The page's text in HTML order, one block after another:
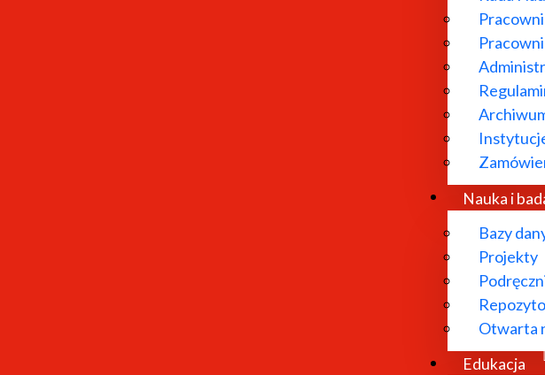
Nauka i
Bazy
Projekty
Otwarta
Edukacja
Instytut Badań Literackich PAN został powołany w
prowadzonych w Instytucie jest historia literatury
polskiej, a także rozbudowane prace bibliograficzne i
dokumentacyjne, leksykograficzne oraz edytorskie.